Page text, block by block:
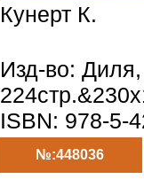
Кунерт К.
Изд-во: Диля,
ISBN: 978-5-
№:448036